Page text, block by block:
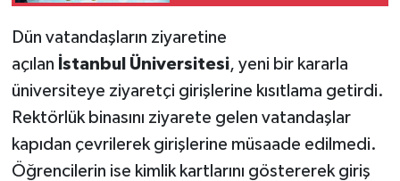
Dün vatandaşların ziyaretine
açılan İstanbul Üniversitesi, yeni bir kararla
üniversiteye ziyaretçi girişlerine kısıtlama getirdi.
Rektörlük binasını ziyarete gelen vatandaşlar
kapıdan çevrilerek girişlerine müsaade edilmedi.
Öğrencilerin ise kimlik kartlarını göstererek giriş